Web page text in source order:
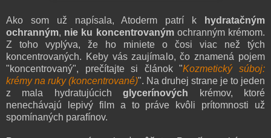
Ako som už napísala, Atoderm patrí k
hydratačným
ochranným, nie ku koncentrovanýmochranným krémom.
Z toho vyplýva, že ho miniete o čosi viac než tých
koncentrovaných. Keby vás zaujímalo, čo znamená pojem
"koncentrovaný", prečítajte si článok "Kozmetický súboj:
krémy na ruky (koncentrované)". Na druhej strane je to jeden
z mala hydratujúcichglycerínových
krémov, ktoré
nenechávajú lepivý film a to práve kvôli prítomnosti už
spomínaných parafínov.